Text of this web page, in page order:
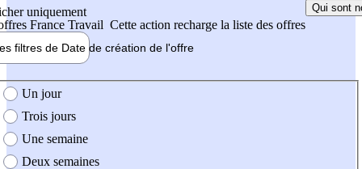
uniquement
France Travail Cette action recharge la liste des offres
Qui sont
filtres de Date de création de l'offre
création de l'offre
Un jour
Trois jours
Une semaine
Deux semaines